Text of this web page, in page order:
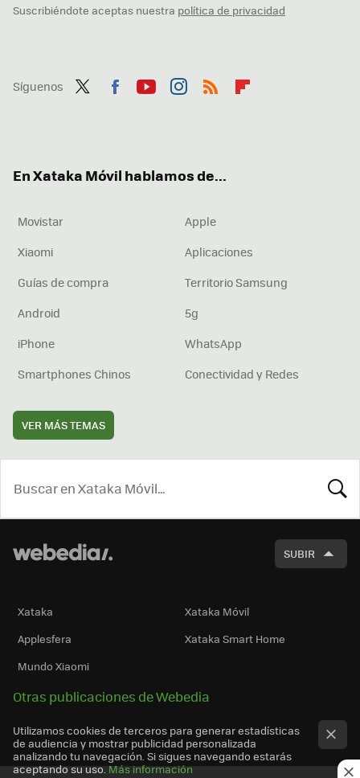
Suscribiéndote aceptas nuestra política de privacidad
Síguenos
En Xataka Móvil hablamos de...
Movistar
Apple
Xiaomi
Aplicaciones
Guías de compra
Territorio Samsung
Android
5g
iPhone
WhatsApp
Smartphones Chinos
Conectividad y Redes
VER MÁS TEMAS
SUBIR
Xataka
Xataka Móvil
Applesfera
Xataka Smart Home
Mundo Xiaomi
Otras publicaciones de Webedia
Utilizamos cookies de terceros para generar estadísticas
de audiencia y mostrar publicidad personalizada
analizando tu navegación. Si sigues navegando estarás
aceptando su uso. Más información